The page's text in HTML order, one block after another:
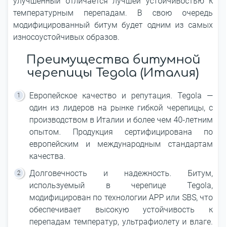
температурным перепадам. В свою очередь
модифицированный битум будет одним из самых
износоустойчивых образов.
Преимущества битумной
черепицы Tegola (Италия)
Европейское качество и репутация. Tegola —
один из лидеров на рынке гибкой черепицы, с
производством в Италии и более чем 40-летним
опытом. Продукция сертифицирована по
европейским и международным стандартам
качества.
Долговечность и надежность. Битум,
используемый в черепице Tegola,
модифицирован по технологии APP или SBS, что
обеспечивает высокую устойчивость к
перепадам температур, ультрафиолету и влаге.